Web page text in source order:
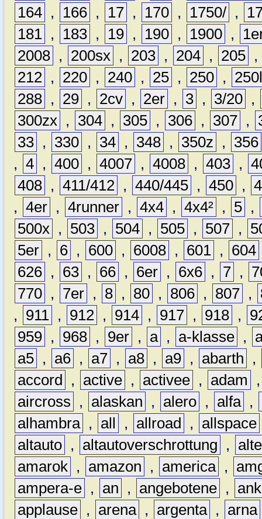
164 , 166 , 17 , 170 , 1750/ ,
181 , 183 , 19 , 190 , 1900 ,
2008 , 200sx , 203 , 204 , 205 ,
212 , 220 , 240 , 25 , 250 ,
288 , 29 , 2cv , 2er , 3 , 3/20 ,
300zx , 304 , 305 , 306 , 307 ,
33 , 330 , 34 , 348 , 350z ,
356
, 4 , 400 , 4007 , 4008 , 403 ,
408 , 411/412 , 440/445 , 450 ,
, 4er , 4runner , 4x4 , 4x4² , 5 ,
500x , 503 , 504 , 505 , 507 ,
5er , 6 , 600 , 6008 , 601 , 604
626 , 63 , 66 , 6er , 6x6 , 7 ,
770 , 7er , 8 , 80 , 806 , 807 ,
,
911 , 912 , 914 , 917 , 918 ,
959 , 968 , 9er , a , a-klasse ,
a5 , a6 , a7 , a8 , a9 , abarth
,
accord
, active , activee , adam
aircross
, alaskan , alero , alfa ,
alhambra , all , allroad , allspace
altauto , altautoverschrottung ,
amarok , amazon , america ,
ampera-e , an , angebotene ,
applause , arena , argenta , arna